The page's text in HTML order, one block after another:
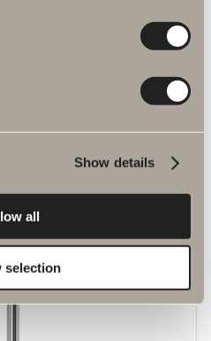
Show details
all
selection
kr 1 280
badekar.